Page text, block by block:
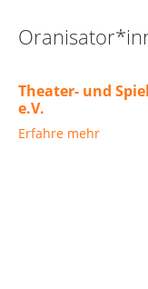
Theater- und
e.V.
Erfahre mehr